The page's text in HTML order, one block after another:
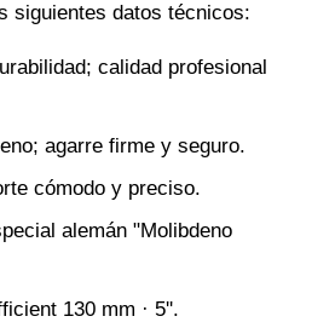
siguientes datos técnicos:
calidad profesional
agarre firme y seguro.
cómodo y preciso.
alemán "Molibdeno
130 mm · 5''.